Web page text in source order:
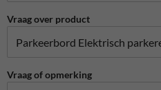
Vraag over product
Vraag of opmerking